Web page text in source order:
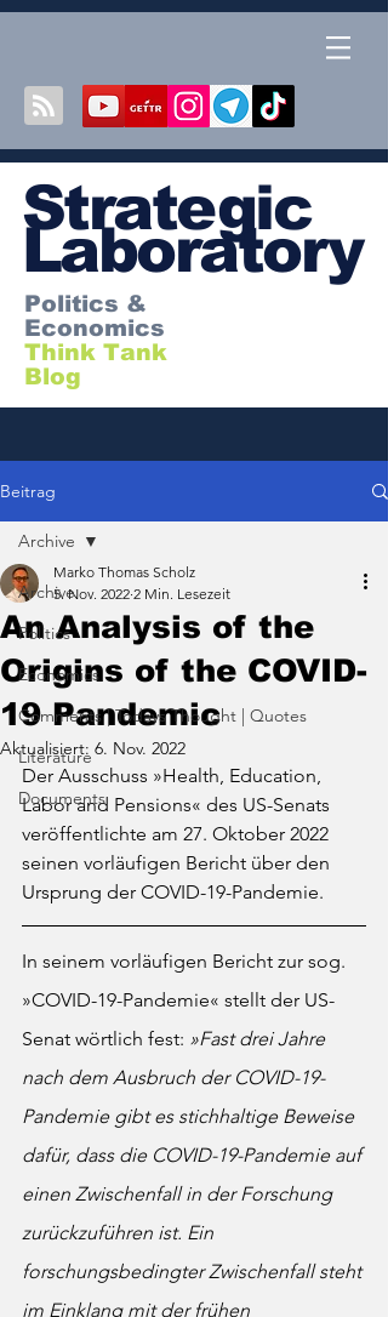
Strategic
Laboratory
Politics &
Economics
Think Tank
Blog
Beitrag
Archive
Politics
Economics
Comments | Todays Thought | Quotes
Literature
Documents
Archive
An Analysis of the
Origins of the COVID-
19 Pandemic
Marko Thomas Scholz
5. Nov. 2022 2 Min. Lesezeit
Aktualisiert: 6. Nov. 2022
Der Ausschuss »Health, Education,
Labor and Pensions« des US-Senats
veröffentlichte am 27. Oktober 2022
seinen vorläufigen Bericht über den
Ursprung der COVID-19-Pandemie.
In seinem vorläufigen Bericht zur sog.
»COVID-19-Pandemie« stellt der US-
Senat wörtlich fest: »Fast drei Jahre
nach dem Ausbruch der COVID-19-
Pandemie gibt es stichhaltige Beweise
dafür, dass die COVID-19-Pandemie auf
einen Zwischenfall in der Forschung
zurückzuführen ist. Ein
forschungsbedingter Zwischenfall steht
im Einklang mit der frühen